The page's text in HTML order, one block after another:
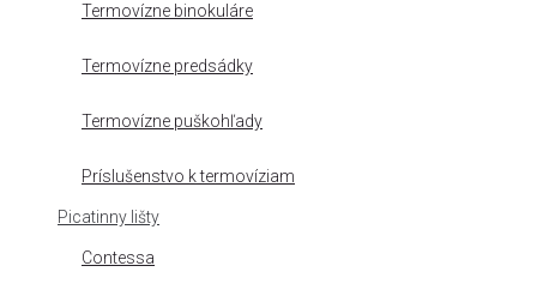
Termovízne binokuláre
Termovízne predsádky
Termovízne puškohľady
Príslušenstvo k termovíziam
Picatinny lišty
Contessa